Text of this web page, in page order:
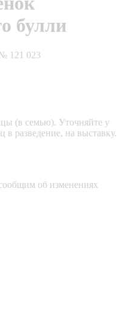
булли
121 023
(в семью). Уточняйте у
в разведение, на выставку.
об изменениях